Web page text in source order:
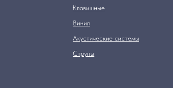
Клавишные
Винил
Акустические системы
Струны